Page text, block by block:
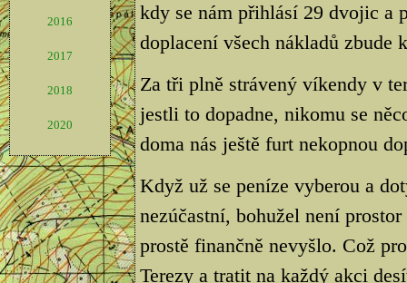
2016
2017
2018
2020
kdy se nám přihlásí 29 dvojic a
doplacení všech nákladů zbude
Za tři plně strávený víkendy v
jestli to dopadne, nikomu se
doma nás ještě furt nekopnou
Když už se peníze vyberou a
nezúčastní, bohužel není
prostě finančně nevyšlo. Což
Terezy a tratit na každý akci